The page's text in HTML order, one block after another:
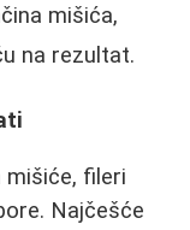
mišića,
na rezultat.
mišiće, fileri
Najčešće